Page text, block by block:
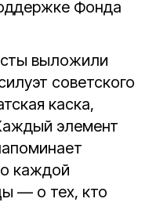
Фонда
выложили
советского
каска,
элемент
каждой
— о тех, кто